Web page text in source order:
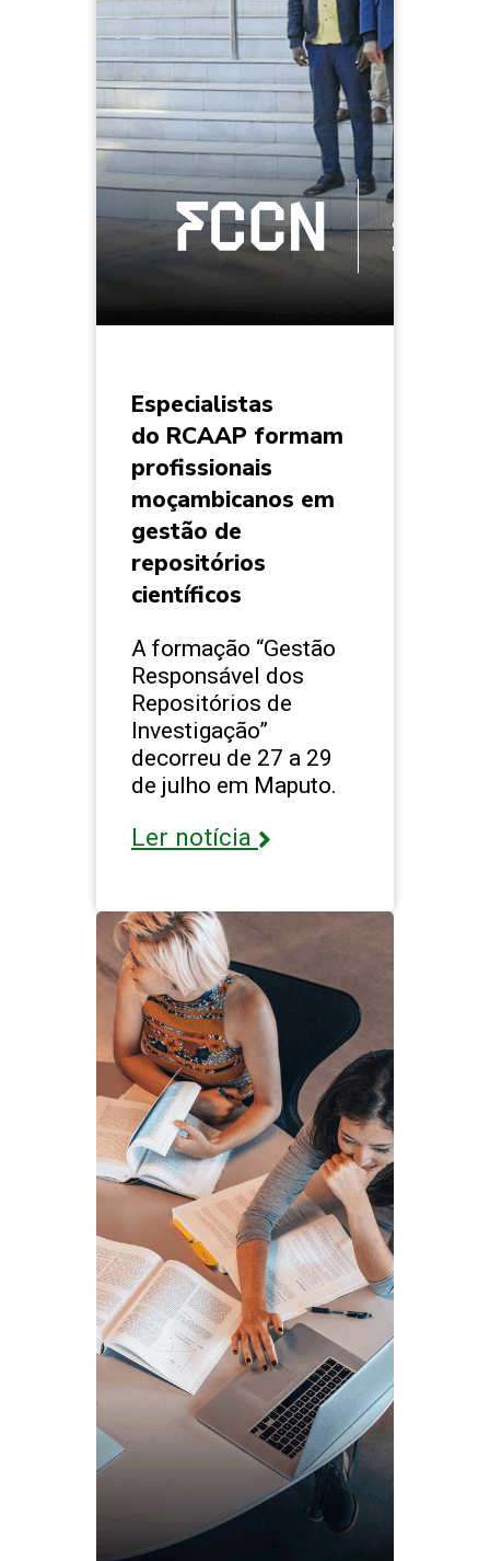
Especialistas
do RCAAP formam
profissionais
moçambicanos em
gestão de
repositórios
científicos
A formação “Gestão
Responsável dos
Repositórios de
Investigação”
decorreu de 27 a 29
de julho em Maputo.
Ler notícia